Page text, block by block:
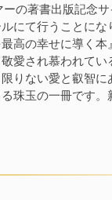
の著書出版記念
にて行うことに
高の幸せに導く
愛され慕われてい
りない愛と叡智に
珠玉の一冊です。